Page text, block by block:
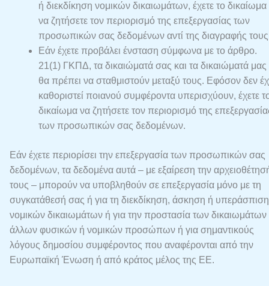
ή διεκδίκηση νομικών δικαιωμάτων, έχετε το δικαίωμα
να ζητήσετε τον περιορισμό της επεξεργασίας των
προσωπικών σας δεδομένων αντί της διαγραφής
Εάν έχετε προβάλει ένσταση σύμφωνα με το άρθρο.
21(1) ΓΚΠΔ, τα δικαιώματά σας και τα δικαιώματά μας
θα πρέπει να σταθμιστούν μεταξύ τους. Εφόσον δεν
καθοριστεί ποιανού συμφέροντα υπερισχύουν, έχετε
δικαίωμα να ζητήσετε τον περιορισμό της
των προσωπικών σας δεδομένων.
Εάν έχετε περιορίσει την επεξεργασία των προσωπικών σας
δεδομένων, τα δεδομένα αυτά – με εξαίρεση την
τους – μπορούν να υποβληθούν σε επεξεργασία μόνο με τη
συγκατάθεσή σας ή για τη διεκδίκηση, άσκηση ή υπεράσπιση
νομικών δικαιωμάτων ή για την προστασία των δικαιωμάτων
άλλων φυσικών ή νομικών προσώπων ή για σημαντικούς
λόγους δημοσίου συμφέροντος που αναφέρονται από την
Ευρωπαϊκή Ένωση ή από κράτος μέλος της ΕΕ.